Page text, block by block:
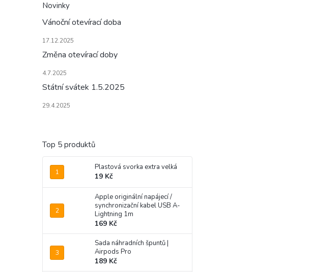
Novinky
Vánoční otevírací doba
17.12.2025
Změna otevírací doby
4.7.2025
Státní svátek 1.5.2025
29.4.2025
Top 5 produktů
Plastová svorka extra velká
19 Kč
Apple originální napájecí /
synchronizační kabel USB A-
Lightning 1m
169 Kč
Sada náhradních špuntů |
Airpods Pro
189 Kč